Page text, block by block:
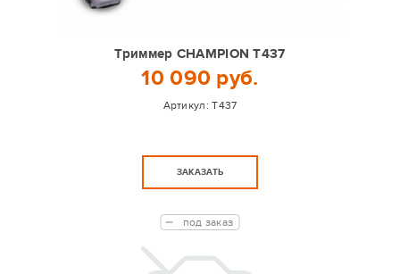
Триммер CHAMPION T437
10 090 руб.
Артикул:T437
ЗАКАЗАТЬ
под заказ